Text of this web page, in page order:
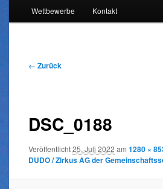
Wettbewerbe Kontakt
Bilder-
← Zurück
DSC_0188
Veröffentlicht25. Juli 2022 am 1280 ×
DUDO / Zirkus AG der